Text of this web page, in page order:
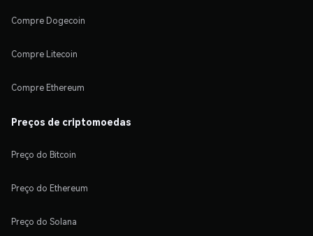
Compre Dogecoin
Compre Litecoin
Compre Ethereum
Preços de criptomoedas
Preço do Bitcoin
Preço do Ethereum
Preço do Solana